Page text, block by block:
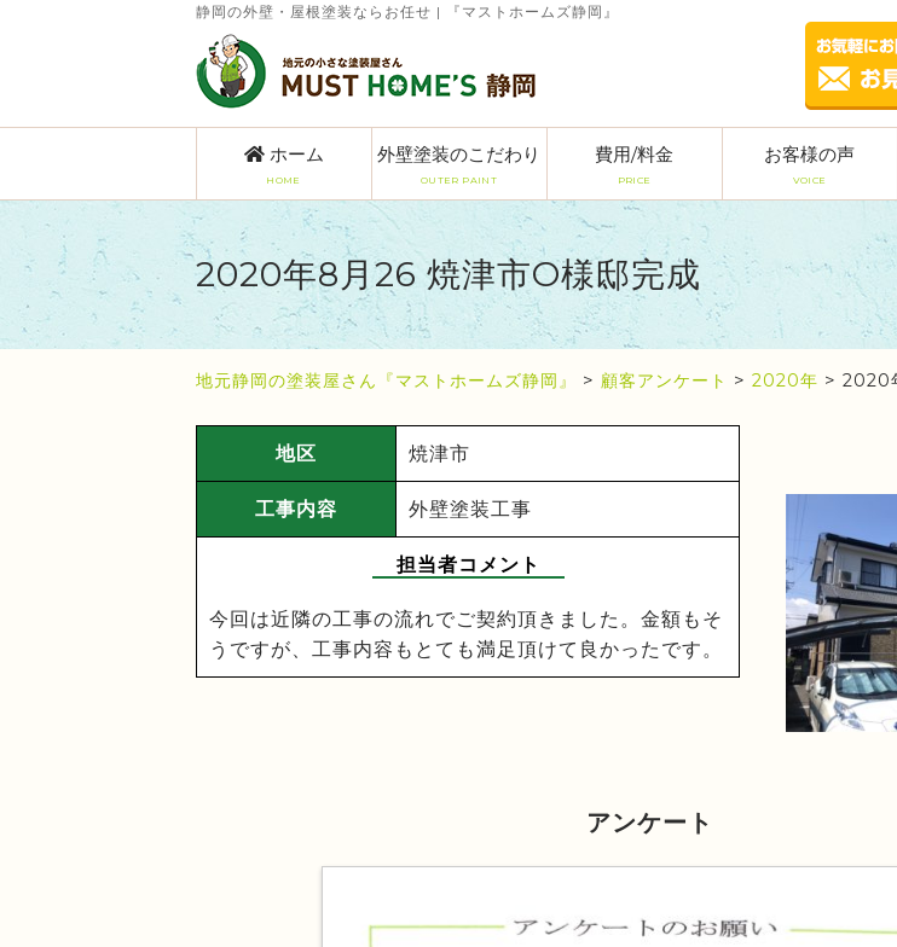
静岡の外壁・屋根塗装ならお任せ | 『マストホームズ静岡』
ホーム
HOME
外壁塗装のこだわり
OUTER PAINT
費用/料金
PRICE
お客様の声
VOICE
2020年8月26 焼津市O様邸完成
地元静岡の塗装屋さん『マストホームズ静岡』 > 顧客アンケート > 2020年 > 2020
地区 焼津市
工事内容 外壁塗装工事
担当者コメント
今回は近隣の工事の流れでご契約頂きました。金額もそ
うですが、工事内容もとても満足頂けて良かったです。
アンケート